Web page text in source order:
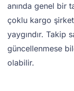
anında genel bir
çoklu kargo
yaygındır. Takip
güncellenmese
olabilir.